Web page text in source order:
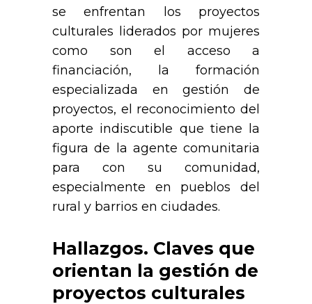
se enfrentan los proyectos
culturales liderados por mujeres
como son el acceso a
financiación, la formación
especializada en gestión de
proyectos, el reconocimiento del
aporte indiscutible que tiene la
figura de la agente comunitaria
para con su comunidad,
especialmente en pueblos del
rural y barrios en ciudades.
Hallazgos. Claves que
orientan la gestión de
proyectos culturales